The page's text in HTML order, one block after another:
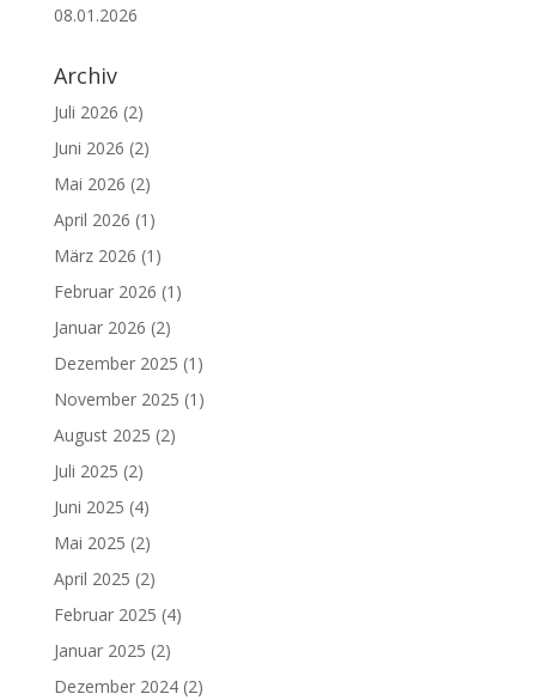
08.01.2026
Archiv
Juli 2026 (2)
Juni 2026 (2)
Mai 2026 (2)
April 2026 (1)
März 2026 (1)
Februar 2026 (1)
Januar 2026 (2)
Dezember 2025 (1)
November 2025 (1)
August 2025 (2)
Juli 2025 (2)
Juni 2025 (4)
Mai 2025 (2)
April 2025 (2)
Februar 2025 (4)
Januar 2025 (2)
Dezember 2024(2)